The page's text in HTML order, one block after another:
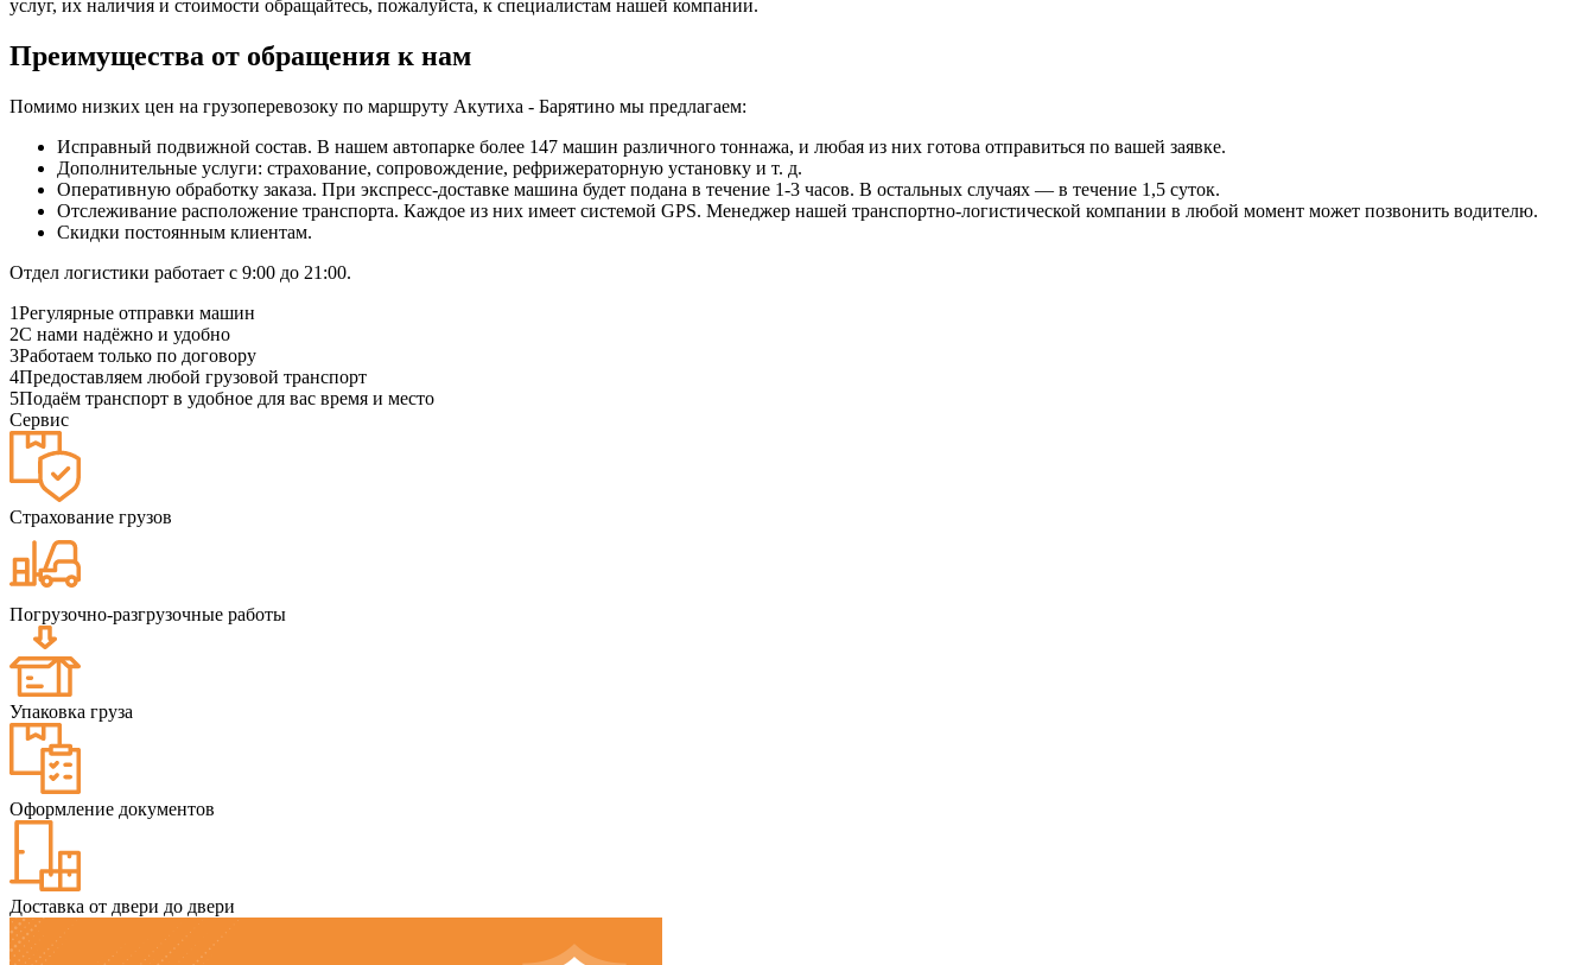
услуг, их наличия и стоимости обращайтесь, пожалуйста, к специалистам нашей компании.
Преимущества от обращения к нам
Помимо низких цен на грузоперевозоку по маршруту Акутиха - Барятино мы предлагаем:
Исправный подвижной состав. В нашем автопарке более 147 машин различного тоннажа, и любая из них готова отправиться по вашей заявке.
Дополнительные услуги: страхование, сопровождение, рефрижераторную установку и т. д.
Оперативную обработку заказа. При экспресс-доставке машина будет подана в течение 1-3 часов. В остальных случаях — в течение 1,5 суток.
Отслеживание расположение транспорта. Каждое из них имеет системой GPS. Менеджер нашей транспортно-логистической компании в любой момент может позвонить водителю.
Скидки постоянным клиентам.
Отдел логистики работает с 9:00 до 21:00.
1Регулярные отправки машин
2С нами надёжно и удобно
3Работаем только по договору
4Предоставляем любой грузовой транспорт
5Подаём транспорт в удобное для вас время и место
Сервис
Страхование грузов
Погрузочно-разгрузочные работы
Упаковка груза
Оформление документов
Доставка от двери до двери